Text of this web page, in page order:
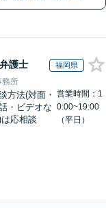
弁護士 福岡県
務所
方法(対面・
・ビデオな
は応相談
営業時間：1
0:00~19:00
（平日）